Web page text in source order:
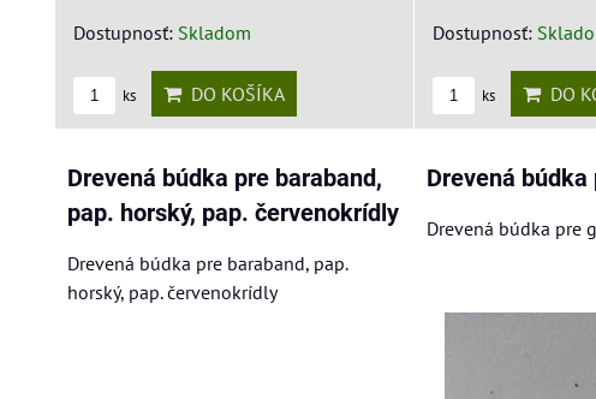
Dostupnosť: Skladom
ks DO KOŠÍKA
Dostupnosť:
ks DO
Drevená búdka pre baraband,
pap. horský, pap. červenokrídly
Drevená búdka pre baraband, pap.
horský, pap. červenokrídly
Drevená búdka
Drevená búdka pre